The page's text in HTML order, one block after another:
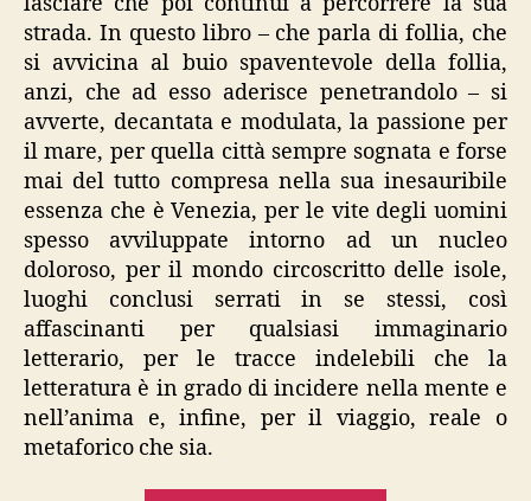
strada. In questo libro – che parla di follia, che
si avvicina al buio spaventevole della follia,
anzi, che ad esso aderisce penetrandolo – si
avverte, decantata e modulata, la passione per
il mare, per quella città sempre sognata e forse
mai del tutto compresa nella sua inesauribile
essenza che è Venezia, per le vite degli uomini
spesso avviluppate intorno ad un nucleo
doloroso, per il mondo circoscritto delle isole,
luoghi conclusi serrati in se stessi, così
affascinanti per qualsiasi immaginario
letterario, per le tracce indelebili che la
letteratura è in grado di incidere nella mente e
nell’anima e, infine, per il viaggio, reale o
metaforico che sia.